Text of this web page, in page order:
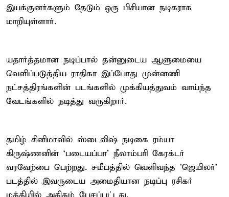
இயக்குனர்களும் தேடும் ஒரு பிசியான நடிகராக
மாறியுள்ளார்.
யதார்த்தமான நடிப்பால் தன்னுடைய ஆளுமையை
வெளிப்படுத்திய ராதிகா இப்போது முன்னணி
நட்சத்திரங்களின் படங்களில் முக்கியத்துவம் வாய்ந்த
வேடங்களில் நடித்து வருகிறார்.
தமிழ் சினிமாவில் ஸ்டைலிஷ் நடிகை ரம்யா
கிருஷ்ணனின் `படையப்பா' நீலாம்பரி கேரக்டர்
வரவேற்பை பெற்றது. சமீபத்தில் வெளிவந்த 'ஜெயிலர்'
படத்தில் இவருடைய அமைதியான நடிப்பு ரசிகர்